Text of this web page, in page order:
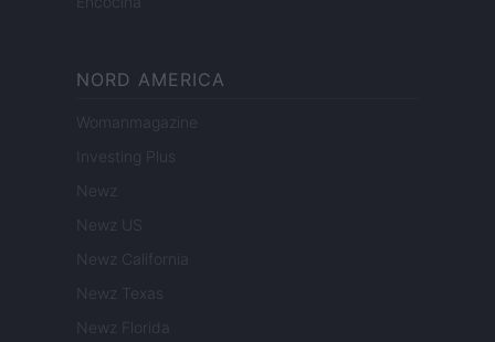
NORD AMERICA
Womanmagazine
Investing Plus
Newz
Newz US
Newz California
Newz Texas
Newz Florida